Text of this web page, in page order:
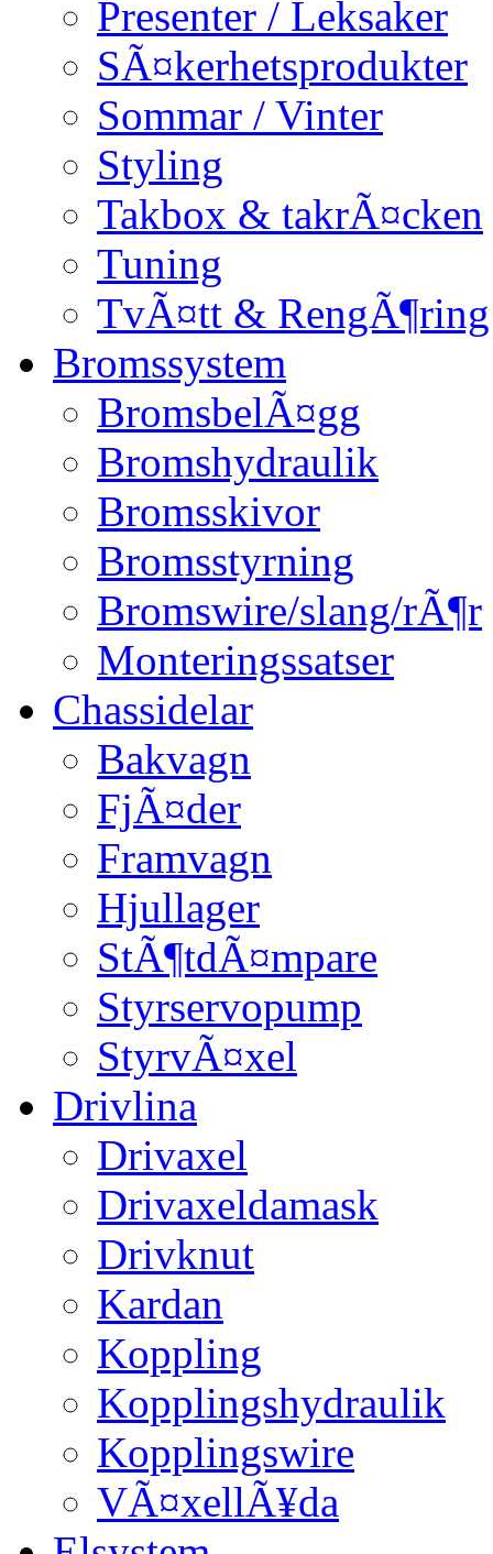
Presenter / Leksaker
SÃ¤kerhetsprodukter
Sommar / Vinter
Styling
Takbox & takrÃ¤cken
Tuning
TvÃ¤tt & RengÃ¶ring
Bromssystem
BromsbelÃ¤gg
Bromshydraulik
Bromsskivor
Bromsstyrning
Bromswire/slang/rÃ¶r
Monteringssatser
Chassidelar
Bakvagn
FjÃ¤der
Framvagn
Hjullager
StÃ¶tdÃ¤mpare
Styrservopump
StyrvÃ¤xel
Drivlina
Drivaxel
Drivaxeldamask
Drivknut
Kardan
Koppling
Kopplingshydraulik
Kopplingswire
VÃ¤xellÃ¥da